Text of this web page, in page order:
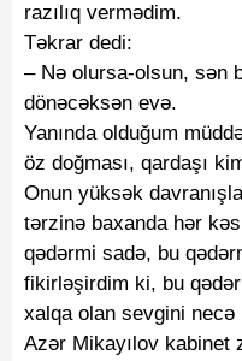
razılıq vermədim.
Təkrar dedi:
– Nə olursa-olsun, sən
dönəcəksən evə.
Yanında olduğum
öz doğması, qardaşı
Onun yüksək
tərzinə baxanda hər
qədərmi sadə, bu
fikirləşirdim ki, bu
xalqa olan sevgini necə
Azər Mikayılov kabinet